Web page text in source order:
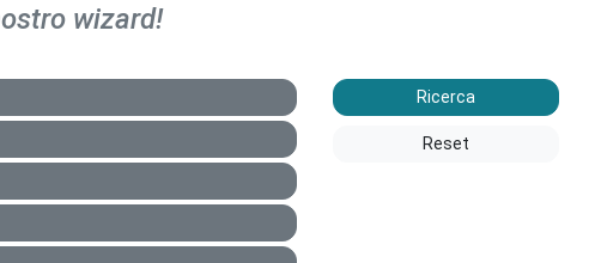
wizard!
Ricerca
Reset